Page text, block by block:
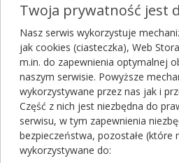
DABIGATRAN
ETEKSYLAN STADA
Twoja prywatność jest
Nasz serwis wykorzystuje
jak cookies (ciasteczka), Web
m.in. do zapewnienia optymalnej
naszym serwisie. Powyższe
wykorzystywane przez nas jak i
Część z nich jest niezbędna do
serwisu, w tym zapewnienia
bezpieczeństwa, pozostałe (które
wykorzystywane do: